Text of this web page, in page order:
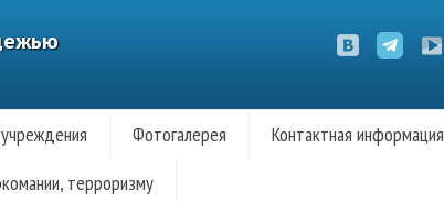
Фотогалерея Контактная информация
терроризму